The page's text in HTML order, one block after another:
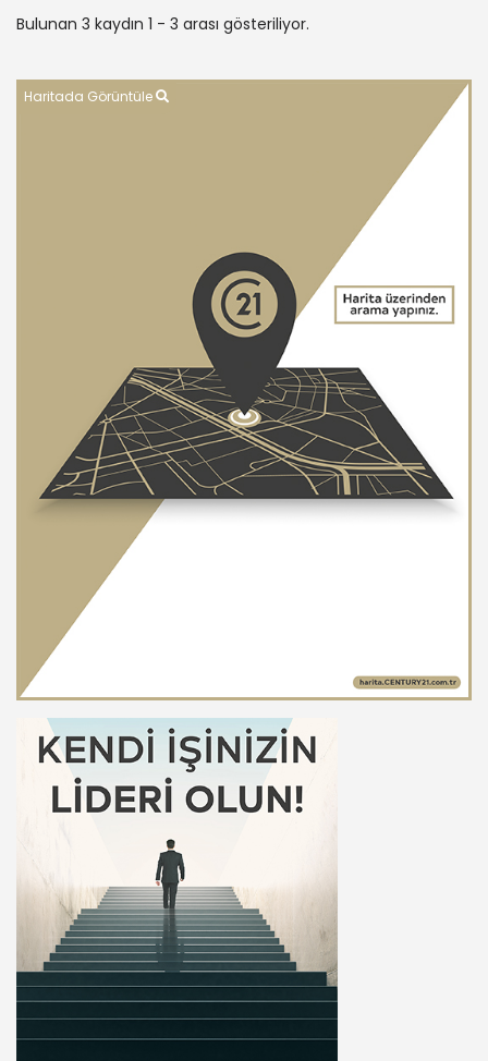
Bulunan 3 kaydın 1 - 3 arası gösteriliyor.
Haritada Görüntüle